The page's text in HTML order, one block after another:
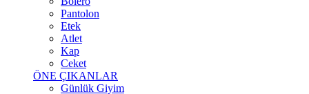
Pantolon
Etek
Atlet
Kap
Ceket
ÖNE ÇIKANLAR
Günlük Giyim